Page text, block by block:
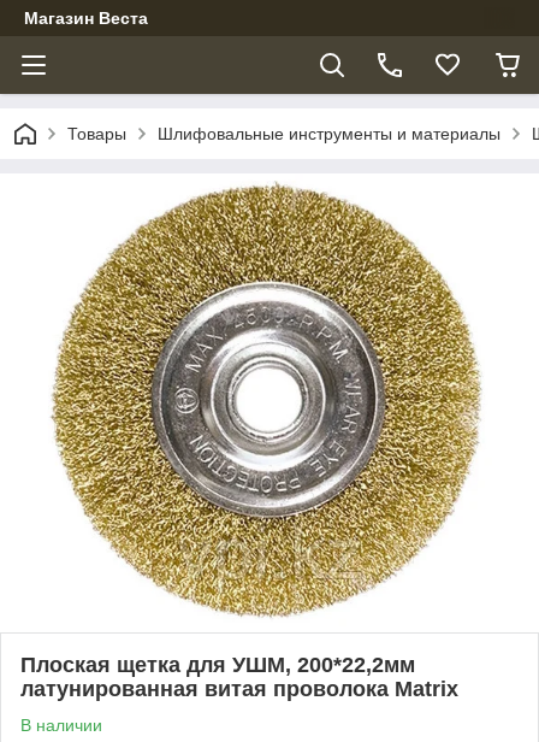
Магазин Веста
Товары Шлифовальные инструменты и материалы
Плоская щетка для УШМ, 200*22,2мм
латунированная витая проволока Matrix
В наличии